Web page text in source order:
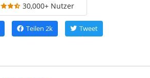
30,000+ Nutzer
Teilen 2k Tweet